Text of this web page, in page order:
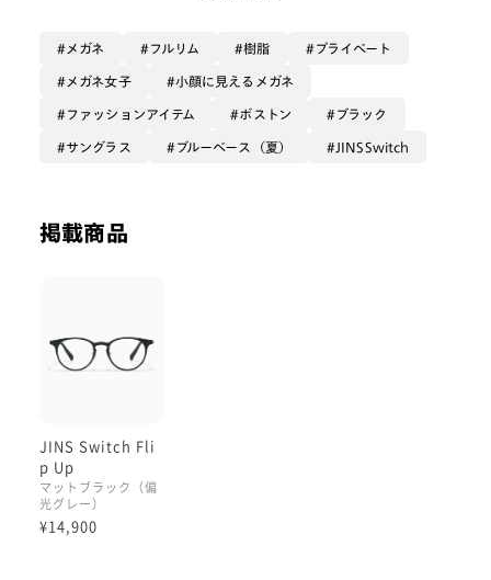
メガネ フルリム 樹脂 プライベート
メガネ女子 小顔に見えるメガネ
ファッションアイテム ボストン ブラック
サングラス ブルーベース（夏） JINSSwitch
掲載商品
JINS Switch Fli
p Up
マットブラック（偏
光グレー）
¥14,900